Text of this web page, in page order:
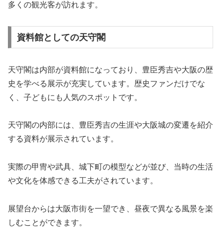
多くの観光客が訪れます。
資料館としての天守閣
天守閣は内部が資料館になっており、豊臣秀吉や大阪の歴
史を学べる展示が充実しています。歴史ファンだけでな
く、子どもにも人気のスポットです。
天守閣の内部には、豊臣秀吉の生涯や大阪城の変遷を紹介
する資料が展示されています。
実際の甲冑や武具、城下町の模型などが並び、当時の生活
や文化を体感できる工夫がされています。
展望台からは大阪市街を一望でき、昼夜で異なる風景を楽
しむことができます。